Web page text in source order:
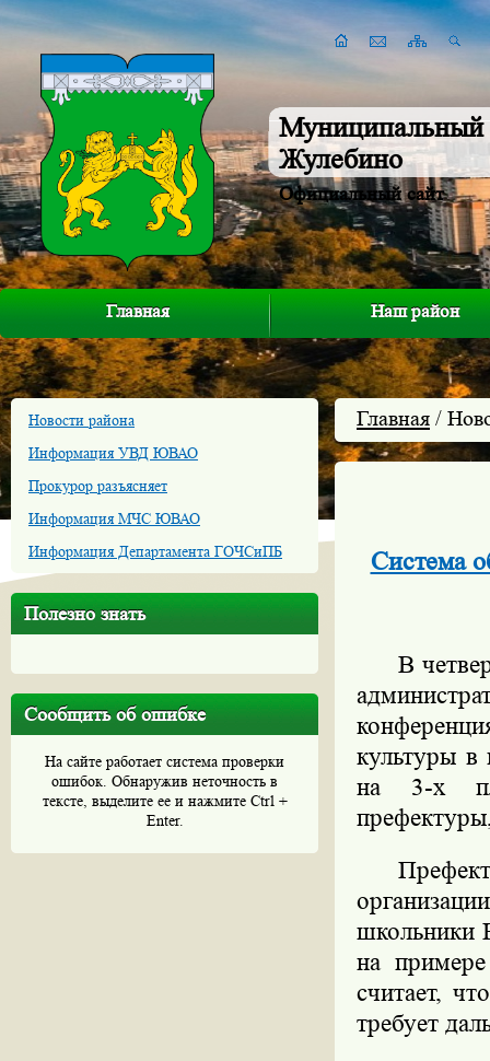
Муниципальный
Жулебино
Официальный сайт
Главная Наш район
Новости района
Информация УВД ЮВАО
Прокурор разъясняет
Информация МЧС ЮВАО
Информация Департамента ГОЧСиПБ
Полезно знать
Сообщить об ошибке
На сайте работает система проверки
ошибок. Обнаружив неточность в
тексте, выделите ее и нажмите Ctrl +
Enter.
Главная /
Система
В
культуры в
на 3-х
школьники
на
считает,
требует